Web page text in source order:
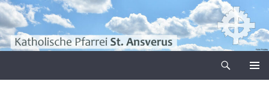
Zum
Inhalt
springen